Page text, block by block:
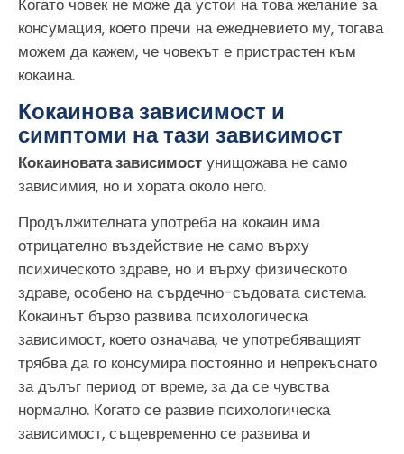
Когато човек не може да устои на това желание за
консумация, което пречи на ежедневието му, тогава
можем да кажем, че човекът е пристрастен към
кокаина.
Кокаинова зависимост и
симптоми на тази зависимост
Кокаиновата зависимост унищожава не само
зависимия, но и хората около него.
Продължителната употреба на кокаин има
отрицателно въздействие не само върху
психическото здраве, но и върху физическото
здраве, особено на сърдечно-съдовата система.
Кокаинът бързо развива психологическа
зависимост, което означава, че употребяващият
трябва да го консумира постоянно и непрекъснато
за дълъг период от време, за да се чувства
нормално. Когато се развие психологическа
зависимост, същевременно се развива и